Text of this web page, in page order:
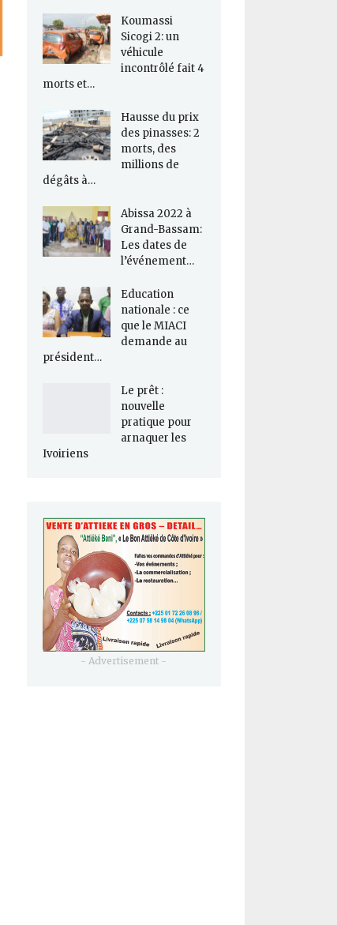
Koumassi
Sicogi 2: un
véhicule
incontrôlé fait 4
morts et…
Hausse du prix
des pinasses: 2
morts, des
millions de
dégâts à…
Abissa 2022 à
Grand-Bassam:
Les dates de
l’événement…
Education
nationale : ce
que le MIACI
demande au
président…
Le prêt :
nouvelle
pratique pour
arnaquer les
Ivoiriens
- Advertisement -